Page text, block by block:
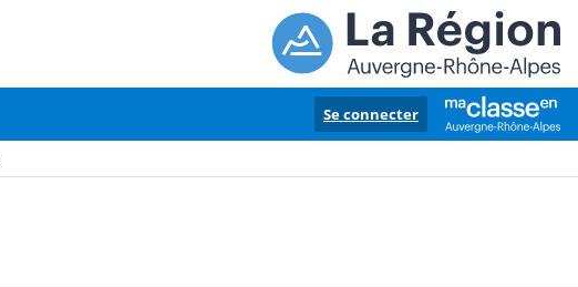
Se connecter